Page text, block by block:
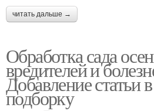
читать дальше →
Обработка сада
вредителей и
Добавление статьи
подборку